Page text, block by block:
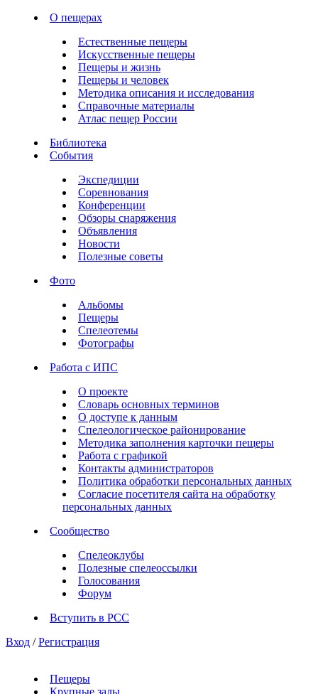
О пещерах
Естественные пещеры
Искусственные пещеры
Пещеры и жизнь
Пещеры и человек
Методика описания и исследования
Справочные материалы
Атлас пещер России
Библиотека
События
Экспедиции
Соревнования
Конференции
Обзоры снаряжения
Объявления
Новости
Полезные советы
Фото
Альбомы
Пещеры
Спелеотемы
Фотографы
Работа с ИПС
О проекте
Словарь основных терминов
О доступе к данным
Спелеологическое районирование
Методика заполнения карточки пещеры
Работа с графикой
Контакты администраторов
Политика обработки персональных данных
Согласие посетителя сайта на обработку
персональных данных
Сообщество
Спелеоклубы
Полезные спелеоссылки
Голосования
Форум
Вступить в РСС
Вход / Регистрация
Пещеры
Крупные залы